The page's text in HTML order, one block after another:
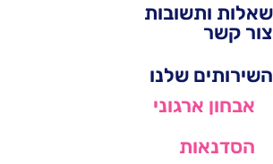
שאלות ותשובות
צור קשר
השירותים שלנו
אבחון ארגוני
הסדנאות